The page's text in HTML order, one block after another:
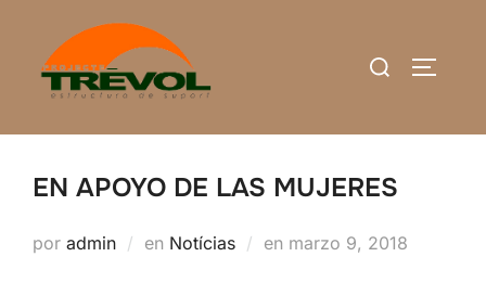
contenido
Buscar:
EN APOYO DE LAS MUJERES
por admin en Notícias en Publicado
marzo 9, 2018